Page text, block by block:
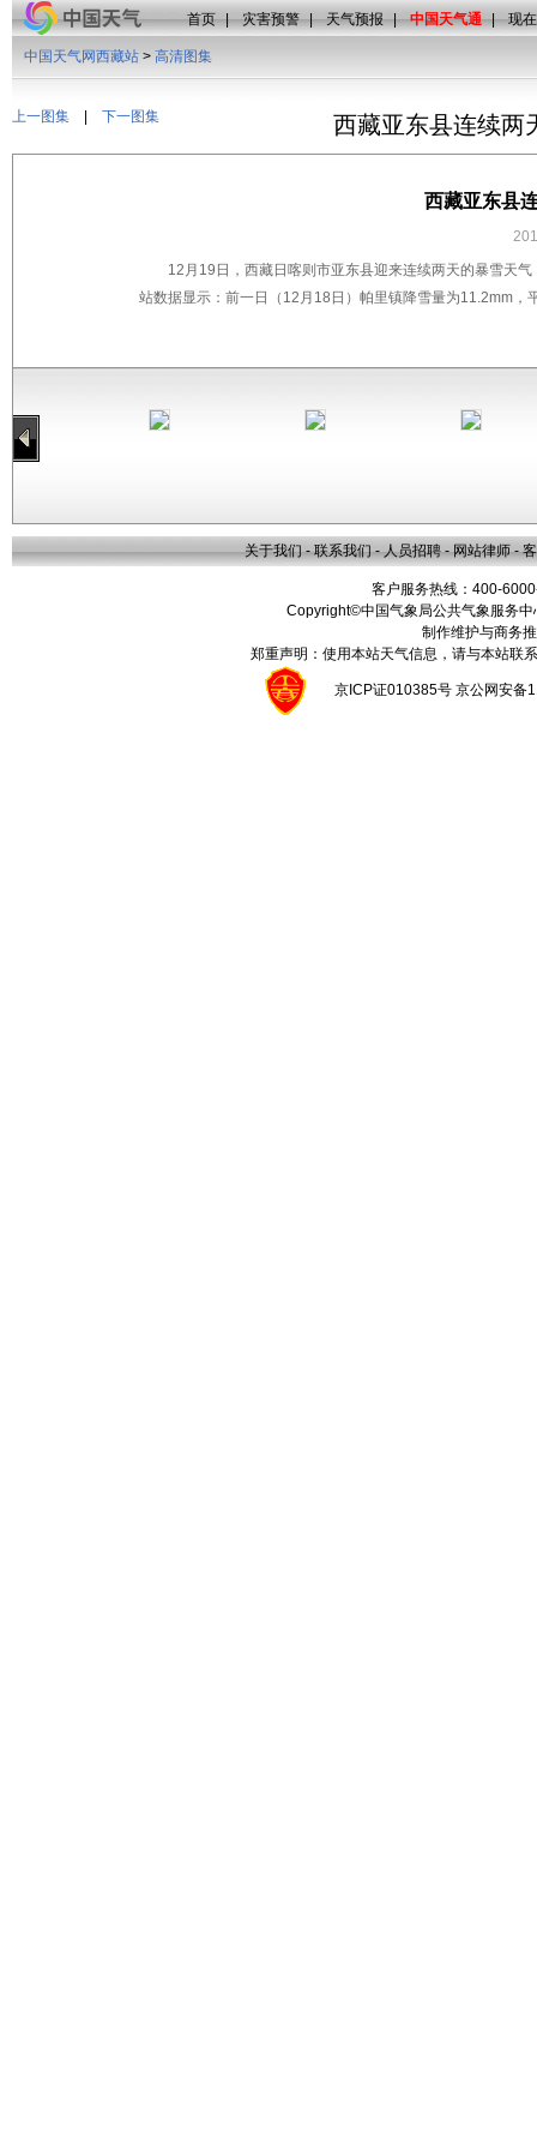
首页 | 灾害预警 | 天气预报 | 中国天气通 | 现
上一图集 下一图集
中国天气网西藏站 > 高清图集
西藏亚东县连续两
西藏亚东县
12月19日，西藏日喀则市亚东县迎来连续两天的暴雪天
站数据显示：前一日（12月18日）帕里镇降雪量为11.2mm，
关于我们 - 联系我们 - 人员招聘 - 网站律师 -
客户服务热线：400-
Copyright©中国气象局公共气象服务
制作维护与商务
郑重声明：使用本站天气信息，请与本站联
京ICP证010385号 京公网安备